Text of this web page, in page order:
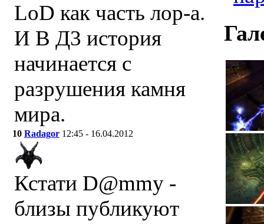
LoD как часть лор-а.
И В Д3 история
начинается с
разрушения камня
мира.
10 Radagor 12:45 - 16.04.2012
Кстати D@mmy -
близы публикуют